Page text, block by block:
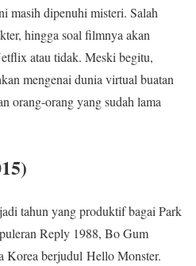
masih dipenuhi misteri. Salah
hingga soal filmnya akan
atau tidak. Meski begitu,
mengenai dunia virtual buatan
orang-orang yang sudah lama
tahun yang produktif bagai Park
Reply 1988, Bo Gum
Korea berjudul Hello Monster.